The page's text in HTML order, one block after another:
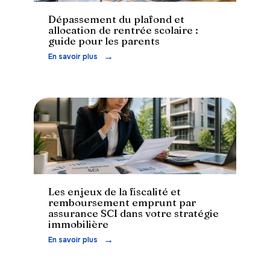
Dépassement du plafond et
allocation de rentrée scolaire :
guide pour les parents
En savoir plus
Immo
Les enjeux de la fiscalité et
remboursement emprunt par
assurance SCI dans votre stratégie
immobilière
En savoir plus